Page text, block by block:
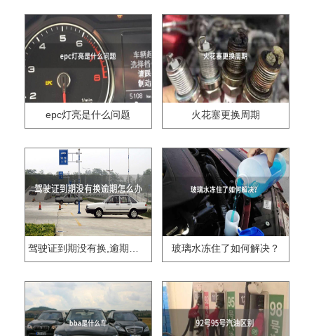
epc灯亮是什么问题 火花塞更换周期
驾驶证到期没有换,逾期怎么办?? 玻璃水冻住了如何解决？